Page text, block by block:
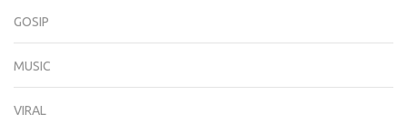
GOSIP
MUSIC
VIRAL